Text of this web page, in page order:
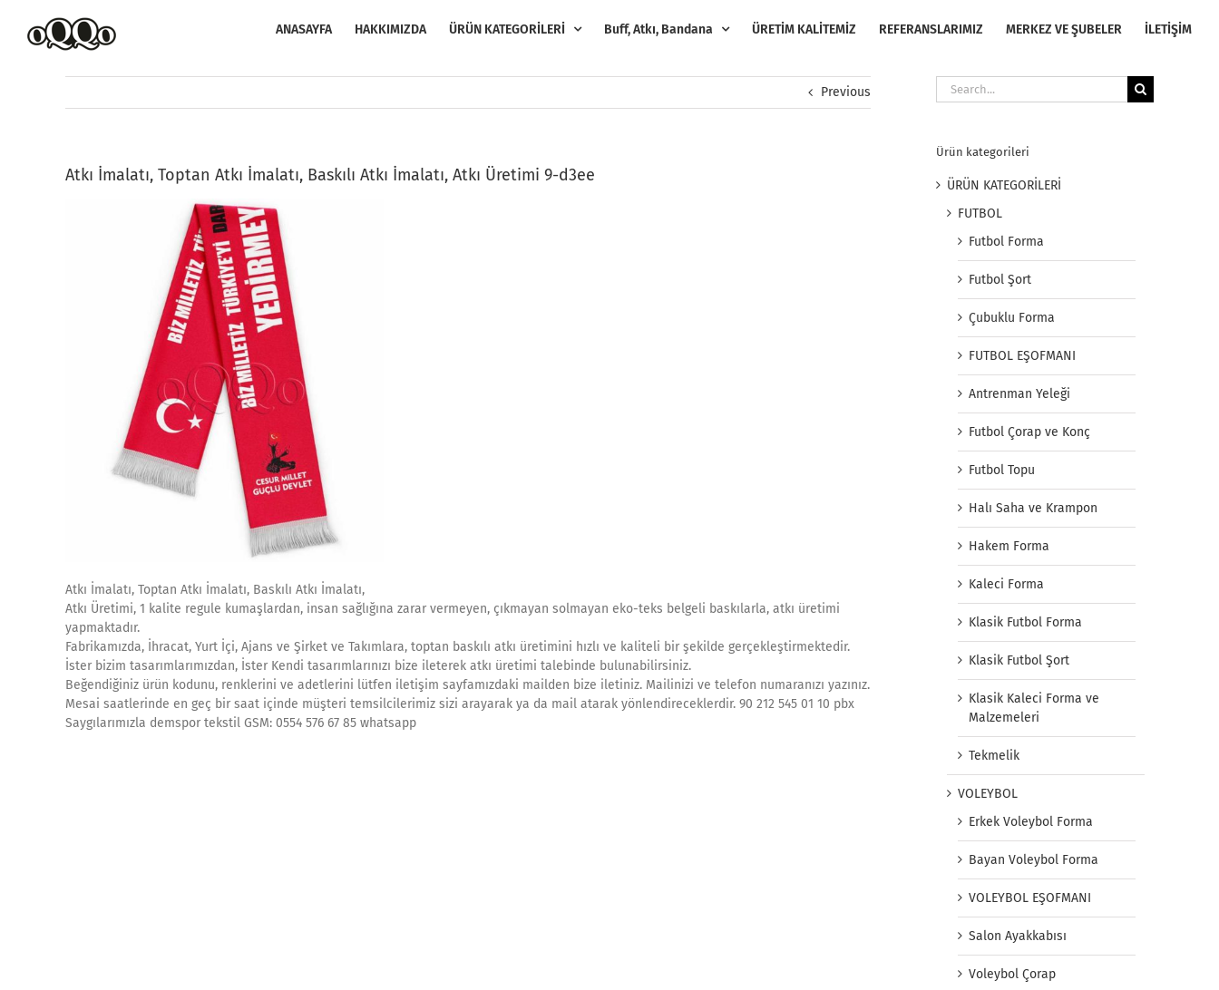
content
ANASAYFA HAKKIMIZDA ÜRÜN KATEGORİLERİ Buff, Atkı, Bandana ÜRETİM KALİTEMİZ REFERANSLARIMIZ MERKEZ VE ŞUBELER İLETİŞİM
Previous
Atkı İmalatı, Toptan Atkı İmalatı, Baskılı Atkı İmalatı, Atkı Üretimi 9-d3ee
Atkı İmalatı, Toptan Atkı İmalatı, Baskılı Atkı İmalatı,
Atkı Üretimi, 1 kalite regule kumaşlardan, insan sağlığına zarar vermeyen, çıkmayan solmayan eko-teks belgeli baskılarla, atkı üretimi
yapmaktadır.
Fabrikamızda, İhracat, Yurt İçi, Ajans ve Şirket ve Takımlara, toptan baskılı atkı üretimini hızlı ve kaliteli bir şekilde gerçekleştirmektedir.
İster bizim tasarımlarımızdan, İster Kendi tasarımlarınızı bize ileterek atkı üretimi talebinde bulunabilirsiniz.
Beğendiğiniz ürün kodunu, renklerini ve adetlerini lütfen iletişim sayfamızdaki mailden bize iletiniz. Mailinizi ve telefon numaranızı yazınız.
Mesai saatlerinde en geç bir saat içinde müşteri temsilcilerimiz sizi arayarak ya da mail atarak yönlendireceklerdir. 90 212 545 01 10 pbx
Saygılarımızla demspor tekstil GSM: 0554 576 67 85 whatsapp
Search
for:
Ürün kategorileri
ÜRÜN KATEGORİLERİ
FUTBOL
Futbol Forma
Futbol Şort
Çubuklu Forma
FUTBOL EŞOFMANI
Antrenman Yeleği
Futbol Çorap ve Konç
Futbol Topu
Halı Saha ve Krampon
Hakem Forma
Kaleci Forma
Klasik Futbol Forma
Klasik Futbol Şort
Klasik Kaleci Forma ve
Malzemeleri
Tekmelik
VOLEYBOL
Erkek Voleybol Forma
Bayan Voleybol Forma
VOLEYBOL EŞOFMANI
Salon Ayakkabısı
Voleybol Çorap